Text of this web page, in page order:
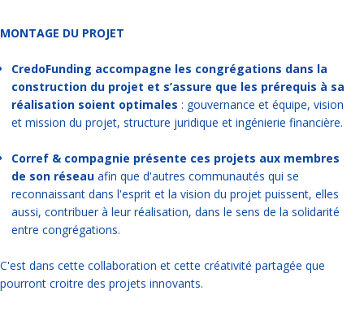
MONTAGE DU PROJET
CredoFunding accompagne les congrégations dans la
construction du projet et s’assure que les prérequis à sa
réalisation soient optimales : gouvernance et équipe, vision
et mission du projet, structure juridique et ingénierie financière.
Corref & compagnie présente ces projets aux membres
de son réseauafin que d'autres communautés qui se
reconnaissant dans l'esprit et la vision du projet puissent, elles
aussi, contribuer à leur réalisation, dans le sens de la solidarité
entre congrégations.
C'est dans cette collaboration et cette créativité partagée que
pourront croitre des projets innovants.